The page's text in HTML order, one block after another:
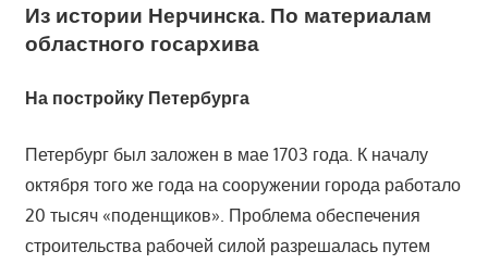
Из истории Нерчинска. По материалам
областного госархива
На постройку Петербурга
Петербург был заложен в мае 1703 года. К началу
октября того же года на сооружении города работало
20 тысяч «поденщиков». Проблема обеспечения
строительства рабочей силой разрешалась путем